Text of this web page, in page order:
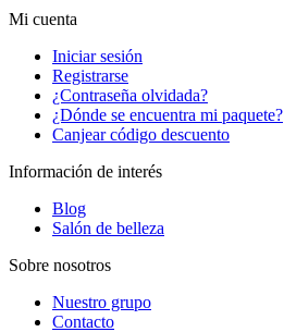
Mi cuenta
Iniciar sesión
Registrarse
¿Contraseña olvidada?
¿Dónde se encuentra mi paquete?
Canjear código descuento
Información de interés
Blog
Salón de belleza
Sobre nosotros
Nuestro grupo
Contacto